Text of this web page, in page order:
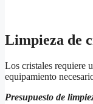
Limpieza de
Los cristales requiere
equipamiento
Presupuesto de